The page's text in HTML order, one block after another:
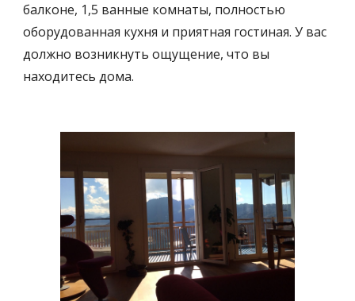
балконе, 1,5 ванные комнаты, полностью
оборудованная кухня и приятная гостиная. У вас
должно возникнуть ощущение, что вы
находитесь дома.